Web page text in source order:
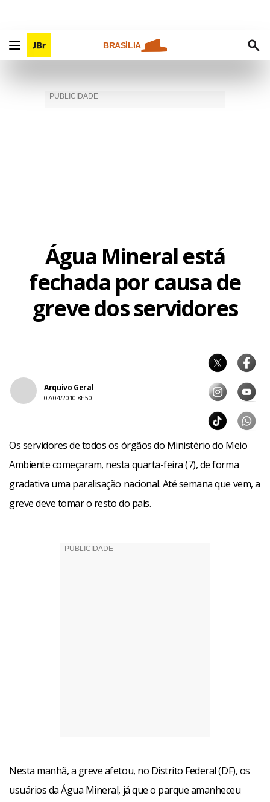
BRASÍLIA
Água Mineral está
fechada por causa de
greve dos servidores
Arquivo Geral
07/04/2010 8h50
Os servidores de todos os órgãos do Ministério do Meio
Ambiente começaram, nesta quarta-feira (7), de forma
gradativa uma paralisação nacional. Até semana que vem, a
greve deve tomar o resto do país.
Nesta manhã, a greve afetou, no Distrito Federal (DF), os
usuários da Água Mineral, já que o parque amanheceu